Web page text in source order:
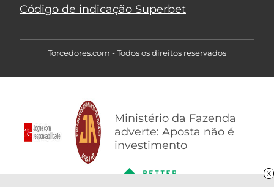
X
Código de indicação Superbet
Torcedores.com - Todos os direitos reservados
Ministério da Fazenda
adverte: Aposta não é
investimento